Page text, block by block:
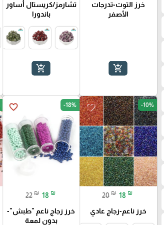
خرز التوت-تدرجات
الأصفر
add_shopping_cart
تشارمز/كريستال أساور
باندورا
add_shopping_cart
favorite_border -10%
20 ₪ 18 ₪
خرز ناعم-زجاج عادي
favorite_border -18%
22 ₪ 18 ₪
خرز زجاج ناعم "طبش"-
بدون لمعة